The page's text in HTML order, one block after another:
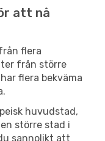
att nå
flera
från större
flera bekväma
huvudstad,
större stad i
sannolikt att